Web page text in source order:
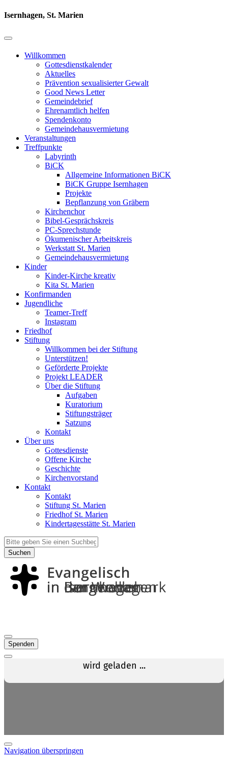
Isernhagen, St. Marien
Willkommen
Gottesdienstkalender
Aktuelles
Prävention sexualisierter Gewalt
Good News Letter
Gemeindebrief
Ehrenamtlich helfen
Spendenkonto
Gemeindehausvermietung
Veranstaltungen
Treffpunkte
Labyrinth
BiCK
Allgemeine Informationen BiCK
BiCK Gruppe Isernhagen
Projekte
Bepflanzung von Gräbern
Kirchenchor
Bibel-Gesprächskreis
PC-Sprechstunde
Ökumenischer Arbeitskreis
Werkstatt St. Marien
Gemeindehausvermietung
Kinder
Kinder-Kirche kreativ
Kita St. Marien
Konfirmanden
Jugendliche
Teamer-Treff
Instagram
Friedhof
Stiftung
Willkommen bei der Stiftung
Unterstützen!
Geförderte Projekte
Projekt LEADER
Über die Stiftung
Aufgaben
Kuratorium
Stiftungsträger
Satzung
Kontakt
Über uns
Gottesdienste
Offene Kirche
Geschichte
Kirchenvorstand
Kontakt
Kontakt
Stiftung St. Marien
Friedhof St. Marien
Kindertagesstätte St. Marien
Suchen
Spenden
Navigation überspringen